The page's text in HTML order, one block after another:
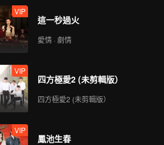
VIP
這一秒過火
愛情 · 劇情
VIP
四方極愛2 (未剪輯版）
四方極愛2 (未剪輯版）
VIP
鳳池生春